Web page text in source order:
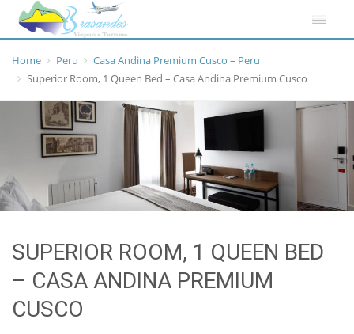
Home Peru
Casa Andina Premium Cusco – Peru
Superior Room, 1 Queen Bed – Casa Andina Premium Cusco
SUPERIOR ROOM, 1 QUEEN BED
– CASA ANDINA PREMIUM
CUSCO